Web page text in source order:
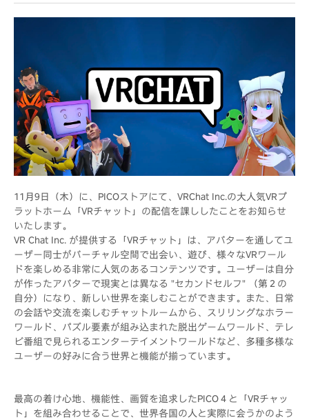
11月9日（木）に、PICOストアにて、VRChat Inc.の大人気VRプ
ラットホーム「VRチャット」の配信を課ししたことをお知らせ
いたします。
VR Chat Inc. が提供する「VRチャット」は、アバターを通してユ
ーザー同士がバーチャル空間で出会い、遊び、様々なVRワール
ドを楽しめる非常に人気のあるコンテンツです。ユーザーは自分
が作ったアバターで現実とは異なる "セカンドセルフ" （第２の
自分）になり、新しい世界を楽しむことができます。また、日常
の会話や交流を楽しむチャットルームから、スリリングなホラー
ワールド、パズル要素が組み込まれた脱出ゲームワールド、テレ
ビ番組で見られるエンターテイメントワールドなど、多種多様な
ユーザーの好みに合う世界と機能が揃っています。
最高の着け心地、機能性、画質を追求したPICO４と「VRチャッ
ト」を組み合わせることで、世界各国の人と実際に会うかのよう